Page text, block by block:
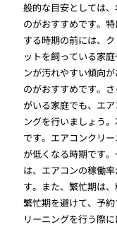
般的な目安としては
のがおすすめです。
する時期の前には、
ットを飼っている家
ンが汚れやすい傾向
のがおすすめです。
がいる家庭でも、エ
ングを行いましょう
です。エアコンクリ
が低くなる時期です
は、エアコンの稼働
す。また、繁忙期は
繁忙期を避けて、予
リーニングを行う際